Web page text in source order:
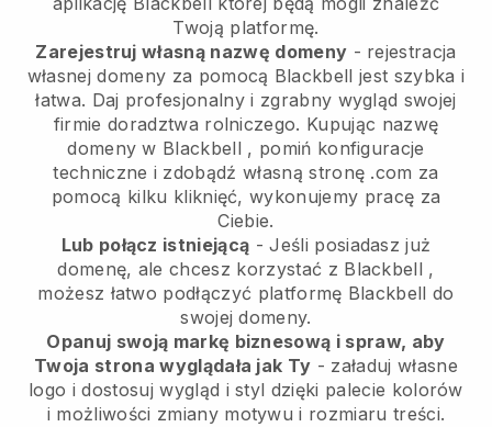
Twoją platformę.
Zarejestruj własną nazwę domeny - rejestracja
własnej domeny za pomocą Blackbell jest szybka i
łatwa. Daj profesjonalny i zgrabny wygląd swojej
firmie doradztwa rolniczego. Kupując nazwę
domeny w Blackbell , pomiń konfiguracje
techniczne i zdobądź własną stronę .com za
pomocą kilku kliknięć, wykonujemy pracę za
Ciebie.
Lub połącz istniejącą - Jeśli posiadasz już
domenę, ale chcesz korzystać z Blackbell ,
możesz łatwo podłączyć platformę Blackbell do
swojej domeny.
Opanuj swoją markę biznesową i spraw, aby
Twoja strona wyglądała jak Ty - załaduj własne
logo i dostosuj wygląd i styl dzięki palecie kolorów
i możliwości zmiany motywu i rozmiaru treści.